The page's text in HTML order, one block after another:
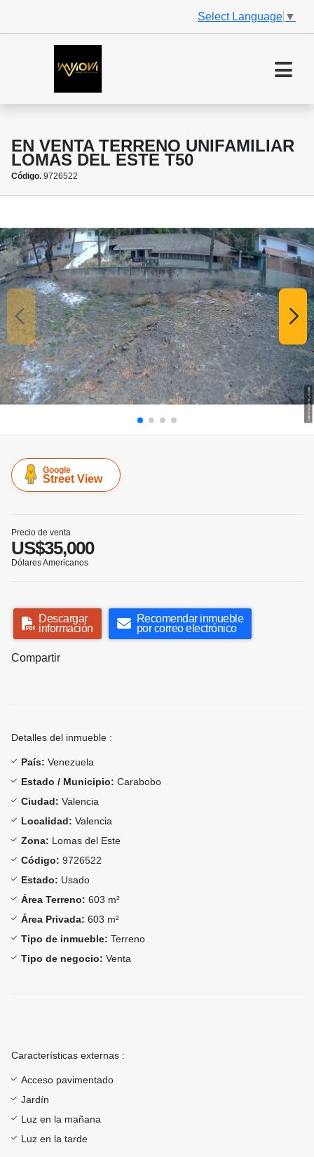
Select Language ▼
EN VENTA TERRENO UNIFAMILIAR
LOMAS DEL ESTE T50
Código. 9726522
Google
Street View
Precio de venta
US$35,000
Dólares Americanos
Descargar
información
Recomendar inmueble
por correo electrónico
Compartir
Detalles del inmueble :
País: Venezuela
Estado / Municipio: Carabobo
Ciudad: Valencia
Localidad: Valencia
Zona: Lomas del Este
Código: 9726522
Estado: Usado
Área Terreno: 603 m²
Área Privada: 603 m²
Tipo de inmueble: Terreno
Tipo de negocio: Venta
Características externas :
Acceso pavimentado
Jardín
Luz en la mañana
Luz en la tarde